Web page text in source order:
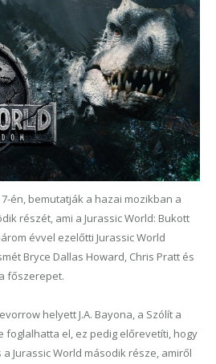
én, bemutatják a hazai mozikban a
részét, ami a Jurassic World: Bukott
évvel ezelőtti Jurassic World
Bryce Dallas Howard, Chris Pratt és
a főszerepet.
helyett J.A. Bayona, a Szólít a
foglalhatta el, ez pedig előrevetíti, hogy
Jurassic World második része, amiről